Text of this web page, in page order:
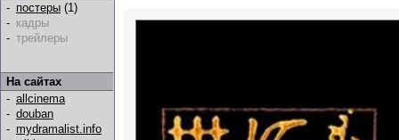
- постеры (1)
- кадры
- трейлеры
На сайтах
- allcinema
- douban
- mydramalist.info